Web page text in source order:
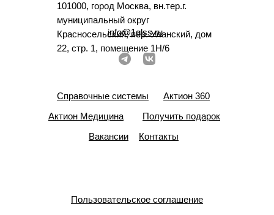
101000, город Москва, вн.тер.г.
муниципальный округ
Красносельский, пер. Уланский, дом
22, стр. 1, помещение 1Н/6
info@1glss.ru
Справочные системы
Актион 360
Актион Медицина
Получить подарок
Вакансии
Контакты
Пользовательское соглашение